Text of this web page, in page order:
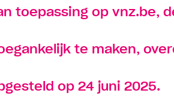
toepassing op vnz.be,
te maken,
op 24 juni 2025.